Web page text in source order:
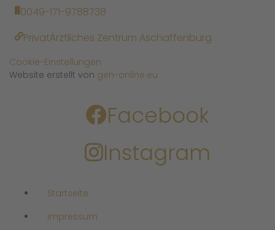
0049-171-9788738
PrivatÄrztliches Zentrum Aschaffenburg
Cookie-Einstellungen
Website erstellt von geh-online.eu
Facebook
Instagram
Startseite
Impressum